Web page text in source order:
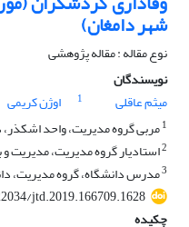
شهر دامغان)
نوع مقاله : مقاله پژوهشی
نویسندگان
میثم عاقلی
1 اوژن کریمی
1مربی گروه مدیریت، واحد اشکذر،
2استادیار گروه مدیریت، مدیریت و
3مدرس دانشگاه، گروه مدیریت،
jtd.2019.166709.1628
چکیده